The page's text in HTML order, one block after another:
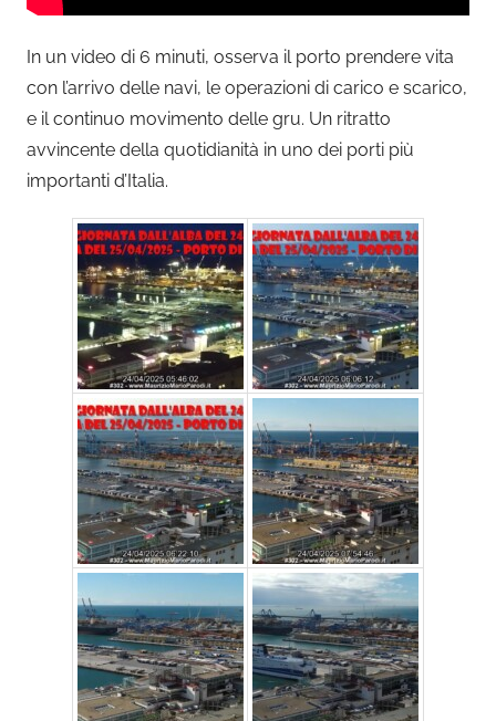
In un video di 6 minuti, osserva il porto prendere vita
con l’arrivo delle navi, le operazioni di carico e scarico,
e il continuo movimento delle gru. Un ritratto
avvincente della quotidianità in uno dei porti più
importanti d’Italia.